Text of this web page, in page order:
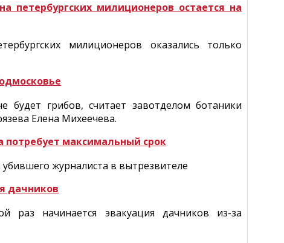
петербургских милиционеров остается на
милиционеров оказались только
будет грибов, считает завотделом ботаники
Елена Михеечева.
потребует максимальный срок
журналиста в вытрезвителе
дачников
начинается эвакуация дачников из-за